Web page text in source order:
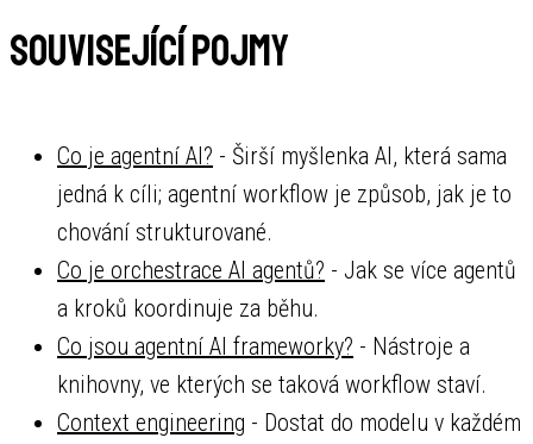
Související pojmy
Co je agentní AI? - Širší myšlenka AI, která sama
jedná k cíli; agentní workflow je způsob, jak je to
chování strukturované.
Co je orchestrace AI agentů? - Jak se více agentů
a kroků koordinuje za běhu.
Co jsou agentní AI frameworky? - Nástroje a
knihovny, ve kterých se taková workflow staví.
Context engineering - Dostat do modelu v každém